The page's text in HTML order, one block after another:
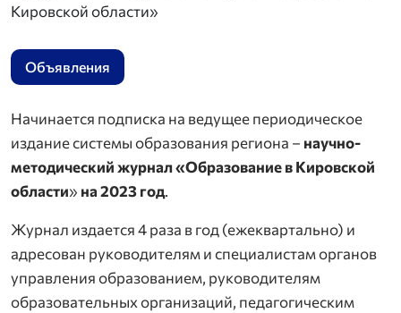
Кировской области»
Объявления
Начинается подписка на ведущее периодическое
издание системы образования региона – научно-
методический журнал «Образование в Кировской
области» на 2023 год.
Журнал издается 4 раза в год (ежеквартально) и
адресован руководителям и специалистам органов
управления образованием, руководителям
образовательных организаций, педагогическим